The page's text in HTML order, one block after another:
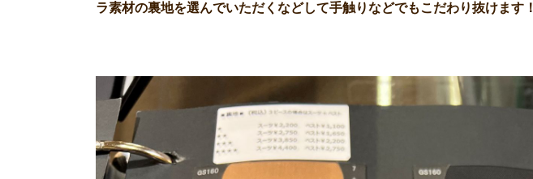
ラ素材の裏地を選んでいただくなどして手触りなどでもこだわり抜けます！